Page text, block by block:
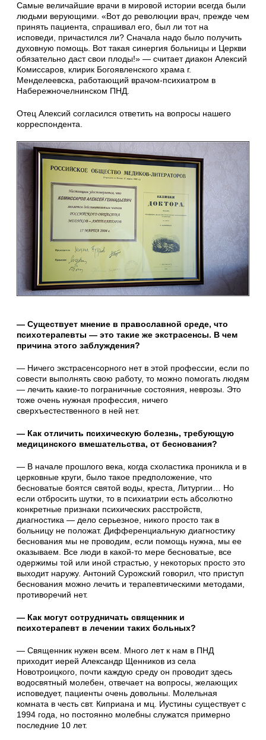
Самые величайшие врачи в мировой истории всегда были
людьми верующими. «Вот до революции врач, прежде чем
принять пациента, спрашивал его, был ли тот на
исповеди, причастился ли? Сначала надо было получить
духовную помощь. Вот такая синергия больницы и Церкви
обязательно даст свои плоды!» — считает диакон Алексий
Комиссаров, клирик Богоявленского храма г.
Менделеевска, работающий врачом-психиатром в
Набережночелнинском ПНД.
Отец Алексий согласился ответить на вопросы нашего
корреспондента.
— Существует мнение в православной среде, что
психотерапевты — это такие же экстрасенсы. В чем
причина этого заблуждения?
— Ничего экстрасенсорного нет в этой профессии, если по
совести выполнять свою работу, то можно помогать людям
— лечить какие-то пограничные состояния, неврозы. Это
тоже очень нужная профессия, ничего
сверхъестественного в ней нет.
— Как отличить психическую болезнь, требующую
медицинского вмешательства, от беснования?
— В начале прошлого века, когда схоластика проникла и в
церковные круги, было такое предположение, что
бесноватые боятся святой воды, креста, Литургии… Но
если отбросить шутки, то в психиатрии есть абсолютно
конкретные признаки психических расстройств,
диагностика — дело серьезное, никого просто так в
больницу не положат. Дифференциальную диагностику
беснования мы не проводим, если помощь нужна, мы ее
оказываем. Все люди в какой-то мере бесноватые, все
одержимы той или иной страстью, у некоторых просто это
выходит наружу. Антоний Сурожский говорил, что приступ
беснования можно лечить и терапевтическими методами,
противоречий нет.
— Как могут сотрудничать священник и
психотерапевт в лечении таких больных?
— Священник нужен всем. Много лет к нам в ПНД
приходит иерей Александр Щенников из села
Новотроицкого, почти каждую среду он проводит здесь
водосвятный молебен, отвечает на вопросы, желающих
исповедует, пациенты очень довольны. Молельная
комната в честь свт. Киприана и мц. Иустины существует с
1994 года, но постоянно молебны служатся примерно
последние 10 лет.